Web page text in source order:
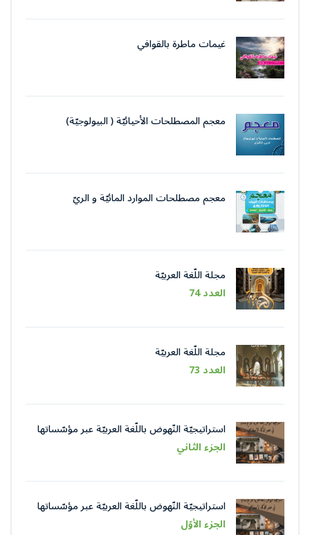
غيمات ماطرة بالقوافي
معجم المصطلحات الأحيائيّة ( البيولوجيّة)
معجم مصطلحات الموارد المائيّة و الريّ
مجلة اللّغة العربيّة
العدد 74
مجلة اللّغة العربيّة
العدد 73
استراتيجيّة النّهوض باللّغة العربيّة عبر مؤسّساتها
في عصر الذّكاء الاصطناعيّ
الجزء الثاني
استراتيجيّة النّهوض باللّغة العربيّة عبر مؤسّساتها
في عصر الذّكاء الاصطناعيّ
الجزء الأوّل